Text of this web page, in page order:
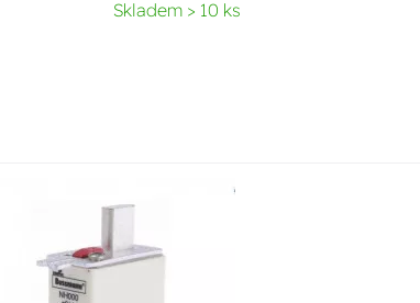
Skladem > 10 ks